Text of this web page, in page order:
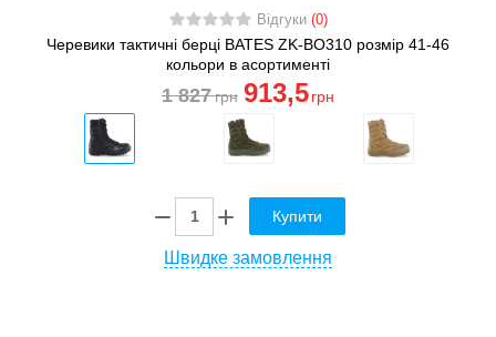
Відгуки (0)
Черевики тактичні берці BATES ZK-BO310 розмір 41-46
кольори в асортименті
1 827грн 913,5 грн
Купити
Швидке замовлення